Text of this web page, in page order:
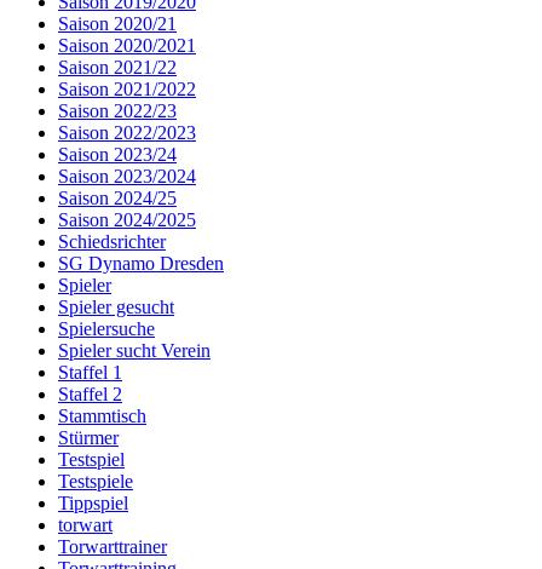
Saison 2020/21
Saison 2020/2021
Saison 2021/22
Saison 2021/2022
Saison 2022/23
Saison 2022/2023
Saison 2023/24
Saison 2023/2024
Saison 2024/25
Saison 2024/2025
Schiedsrichter
SG Dynamo Dresden
Spieler
Spieler gesucht
Spielersuche
Spieler sucht Verein
Staffel 1
Staffel 2
Stammtisch
Stürmer
Testspiel
Testspiele
Tippspiel
torwart
Torwarttrainer